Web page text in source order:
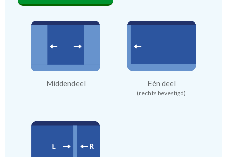
Middendeel Eén deel
(rechts bevestigd)